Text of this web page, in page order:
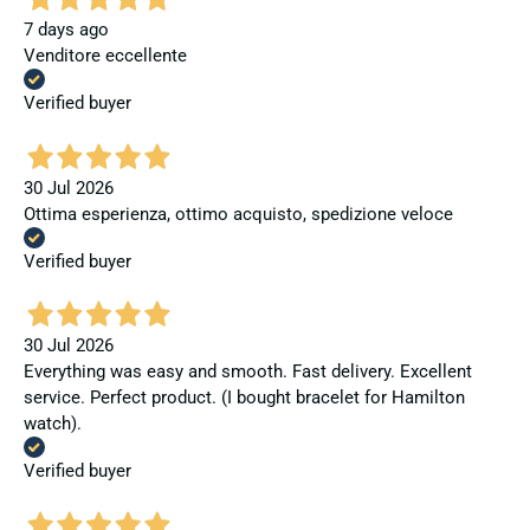
7 days ago
Venditore eccellente
Verified buyer
30 Jul 2026
Ottima esperienza, ottimo acquisto, spedizione veloce
Verified buyer
30 Jul 2026
Everything was easy and smooth. Fast delivery. Excellent
service. Perfect product. (I bought bracelet for Hamilton
watch).
Verified buyer